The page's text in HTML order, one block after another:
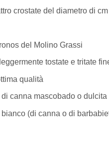
crostate del diametro di
del Molino Grassi
tostate e tritate
qualità
canna mascobado o dulcita
(di canna o di